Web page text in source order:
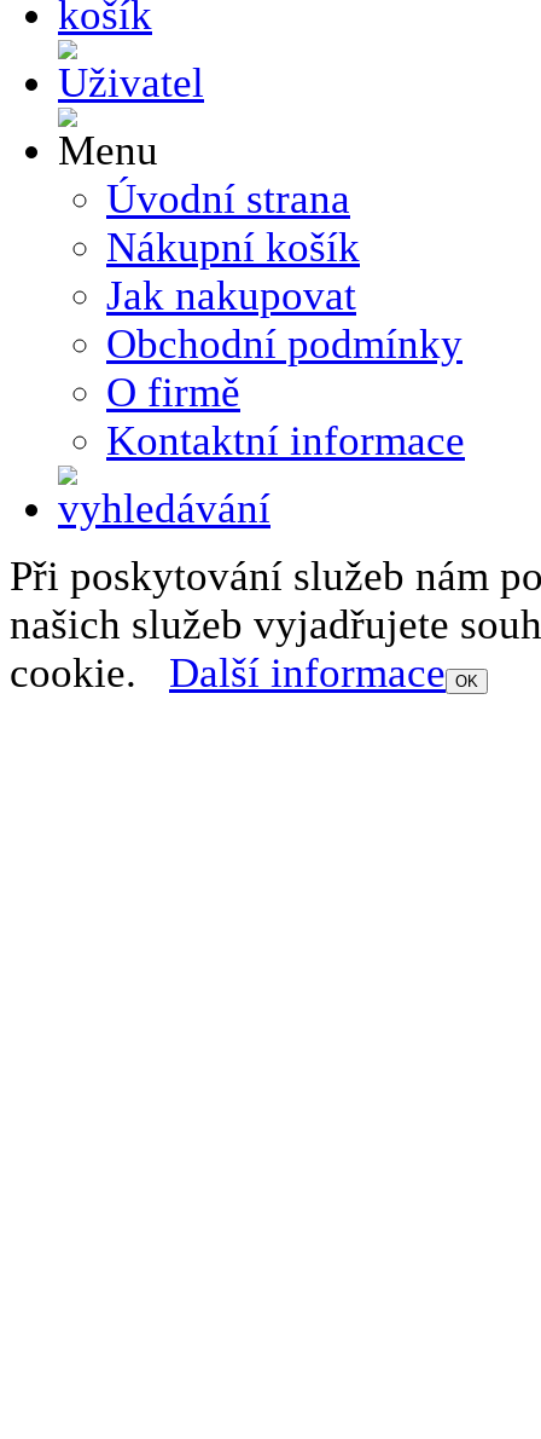
Úvodní strana
Nákupní košík
Jak nakupovat
Obchodní podmínky
O firmě
Kontaktní informace
Při poskytování služeb nám
našich služeb vyjadřujete
cookie. Další informace